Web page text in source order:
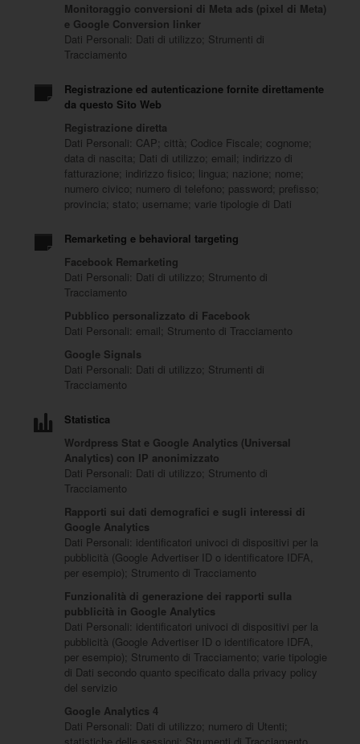
Monitoraggio conversioni di Meta ads (pixel di Meta)
e Google Conversion linker
Dati Personali: Dati di utilizzo; Strumenti di
Tracciamento
Registrazione ed autenticazione fornite direttamente
da questo Sito Web
Registrazione diretta
Dati Personali: CAP; città; Codice Fiscale; cognome;
data di nascita; Dati di utilizzo; email; indirizzo di
fatturazione; indirizzo fisico; lingua; nazione; nome;
numero civico; numero di telefono; password; prefisso;
provincia; stato; username; varie tipologie di Dati
Remarketing e behavioral targeting
Facebook Remarketing
Dati Personali: Dati di utilizzo; Strumento di
Tracciamento
Pubblico personalizzato di Facebook
Dati Personali: email; Strumento di Tracciamento
Google Signals
Dati Personali: Dati di utilizzo; Strumenti di
Tracciamento
Statistica
Wordpress Stat e Google Analytics (Universal
Analytics) con IP anonimizzato
Dati Personali: Dati di utilizzo; Strumento di
Tracciamento
Rapporti sui dati demografici e sugli interessi di
Google Analytics
Dati Personali: identificatori univoci di dispositivi per la
pubblicità (Google Advertiser ID o identificatore IDFA,
per esempio); Strumento di Tracciamento
Funzionalità di generazione dei rapporti sulla
pubblicità in Google Analytics
Dati Personali: identificatori univoci di dispositivi per la
pubblicità (Google Advertiser ID o identificatore IDFA,
per esempio); Strumento di Tracciamento; varie tipologie
di Dati secondo quanto specificato dalla privacy policy
del servizio
Google Analytics 4
Dati Personali: Dati di utilizzo; numero di Utenti;